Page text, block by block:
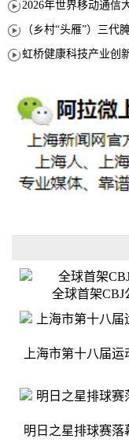
全球首架
上海市第十八届
明日之星排球赛